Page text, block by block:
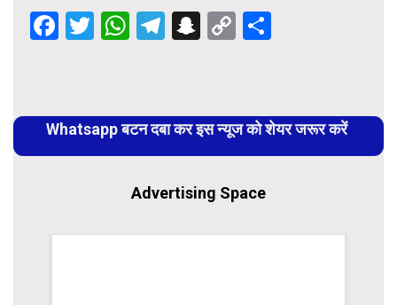
Facebook
Twitter
WhatsApp
Telegram
Snapchat
Copy
Reading
Whatsapp बटन दबा कर इस न्यूज को शेयर जरूर करें
Advertising Space